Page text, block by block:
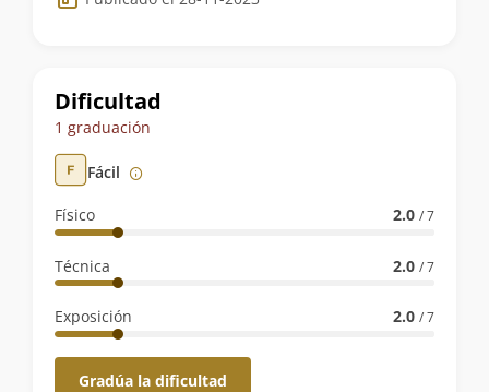
de
ruta
Dificultad
1 graduación
Fácil
Físico 2.0 / 7
Técnica 2.0 / 7
Exposición 2.0 / 7
Gradúa la dificultad